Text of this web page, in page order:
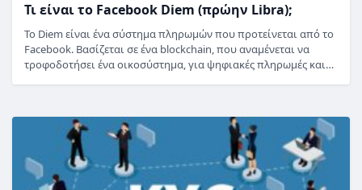
Τι είναι το Facebook Diem (πρώην Libra);
Το Diem είναι ένα σύστημα πληρωμών που προτείνεται από το
Facebook. Βασίζεται σε ένα blockchain, που αναμένεται να
τροφοδοτήσει ένα οικοσύστημα, για ψηφιακές πληρωμές και…